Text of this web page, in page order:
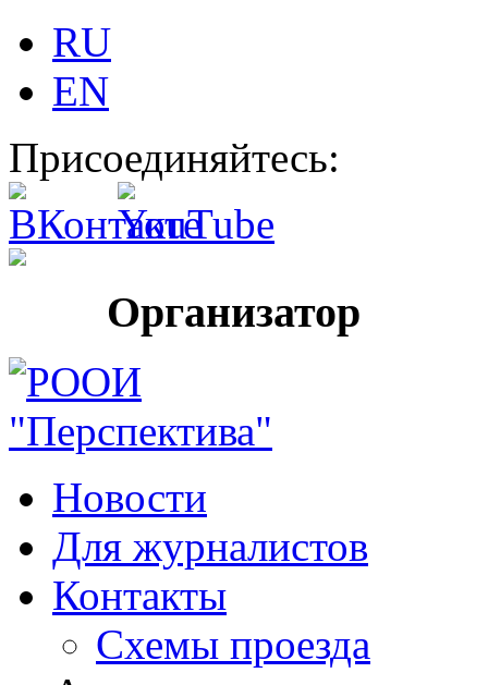
RU
EN
Присоединяйтесь:
Организатор
Новости
Для журналистов
Контакты
Схемы проезда